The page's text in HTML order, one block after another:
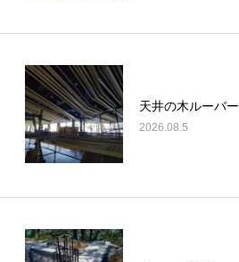
天井の木ルーバー
2026.08.5